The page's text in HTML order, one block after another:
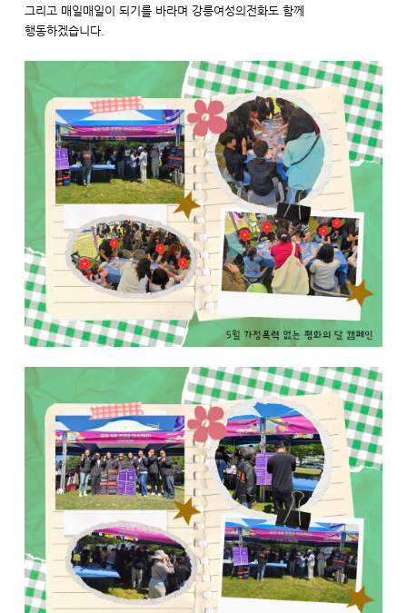
그리고 매일매일이 되기를 바라며 강릉여성의전화도 함께
행동하겠습니다.